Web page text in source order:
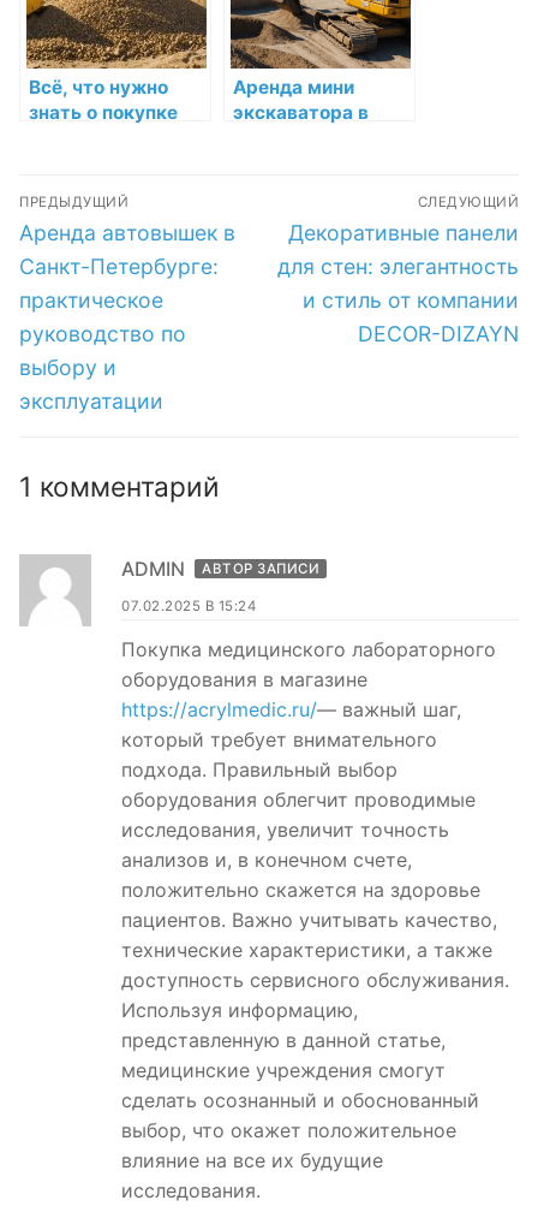
Всё, что нужно
знать о покупке
руководство
Аренда мини
экскаватора в
Навигация
по
записям
ПРЕДЫДУЩИЙ
Предыдущая
запись:
Аренда автовышек в
Санкт-Петербурге:
практическое
руководство по
выбору и
эксплуатации
СЛЕДУЮЩИЙ
Следующая
запись:
Декоративные панели
для стен: элегантность
и стиль от компании
DECOR-DIZAYN
1 комментарий
ADMIN АВТОР ЗАПИСИ
07.02.2025 В 15:24
Покупка медицинского лабораторного
оборудования в магазине
https://acrylmedic.ru/— важный шаг,
который требует внимательного
подхода. Правильный выбор
оборудования облегчит проводимые
исследования, увеличит точность
анализов и, в конечном счете,
положительно скажется на здоровье
пациентов. Важно учитывать качество,
технические характеристики, а также
доступность сервисного обслуживания.
Используя информацию,
представленную в данной статье,
медицинские учреждения смогут
сделать осознанный и обоснованный
выбор, что окажет положительное
влияние на все их будущие
исследования.